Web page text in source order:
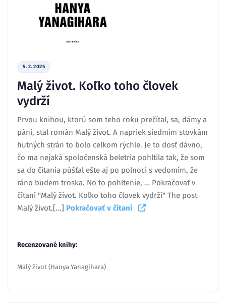
5. 2. 2025
Malý život. Koľko toho človek
vydrží
Prvou knihou, ktorú som teho roku prečítal, sa, dámy a
páni, stal román Malý život. A napriek siedmim stovkám
hutných strán to bolo celkom rýchle. Je to dosť dávno,
čo ma nejaká spoločenská beletria pohltila tak, že som
sa do čítania púšťal ešte aj po polnoci s vedomím, že
ráno budem troska. No to pohltenie, … Pokračovať v
čítaní "Malý život. Koľko toho človek vydrží" The post
Malý život.[...] Pokračovať v čítaní
Recenzované knihy:
Malý život (Hanya Yanagihara)